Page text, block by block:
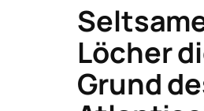
Löcher
Grund